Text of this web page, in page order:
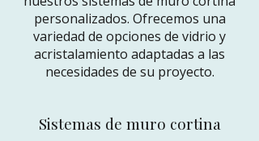
personalizados. Ofrecemos una
variedad de opciones de vidrio y
acristalamiento adaptadas a las
necesidades de su proyecto.
Sistemas de muro cortina